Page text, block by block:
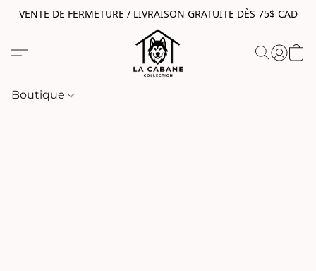
VENTE DE FERMETURE / LIVRAISON GRATUITE DÈS 75$ CAD
Boutique